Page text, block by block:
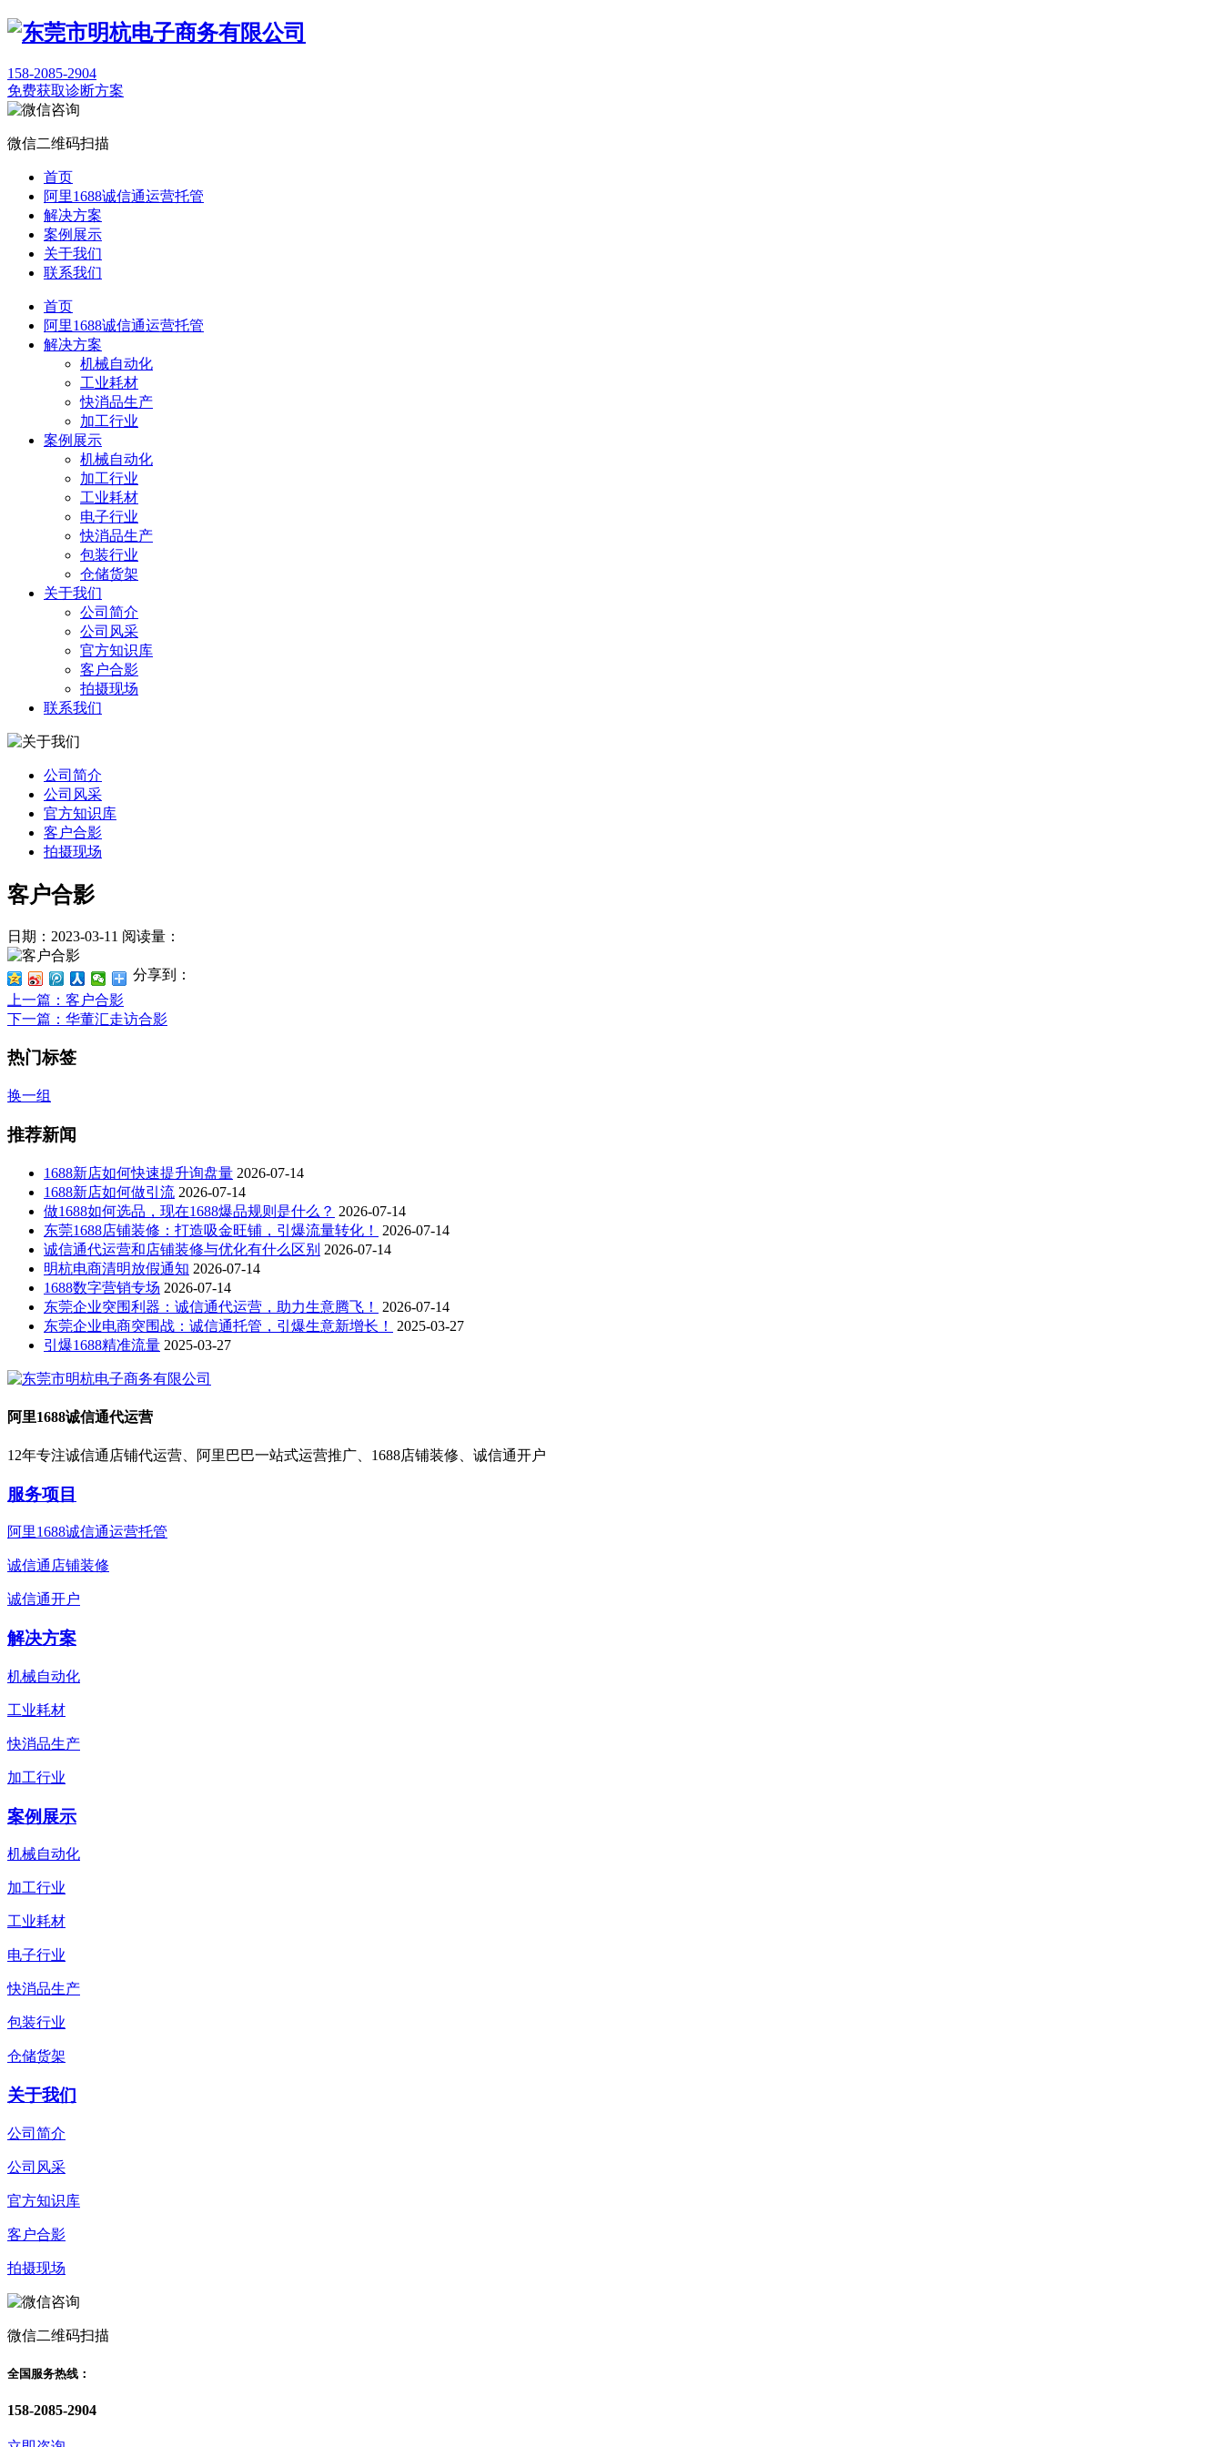
158-2085-2904
免费获取诊断方案
微信二维码扫描
首页
阿里1688诚信通运营托管
解决方案
案例展示
关于我们
联系我们
首页
阿里1688诚信通运营托管
解决方案
机械自动化
工业耗材
快消品生产
加工行业
案例展示
机械自动化
加工行业
工业耗材
电子行业
快消品生产
包装行业
仓储货架
关于我们
公司简介
公司风采
官方知识库
客户合影
拍摄现场
联系我们
公司简介
公司风采
官方知识库
客户合影
拍摄现场
客户合影
日期：2023-03-11 阅读量：
分享到：
上一篇 ：客户合影
下一篇 ：华董汇走访合影
热门标签
换一组
推荐新闻
1688新店如何快速提升询盘量 2026-07-14
1688新店如何做引流 2026-07-14
做1688如何选品，现在1688爆品规则是什么？ 2026-07-14
东莞1688店铺装修：打造吸金旺铺，引爆流量转化！
2026-07-14
诚信通代运营和店铺装修与优化有什么区别 2026-07-14
明杭电商清明放假通知 2026-07-14
1688数字营销专场 2026-07-14
东莞企业突围利器：诚信通代运营，助力生意腾飞！
2026-07-14
东莞企业电商突围战：诚信通托管，引爆生意新增长！
2025-03-27
引爆1688精准流量 2025-03-27
阿里1688诚信通代运营
12年专注诚信通店铺代运营、阿里巴巴一站式运营推广、1688店铺装修、诚信通开户
服务项目
阿里1688诚信通运营托管
诚信通店铺装修
诚信通开户
解决方案
机械自动化
工业耗材
快消品生产
加工行业
案例展示
机械自动化
加工行业
工业耗材
电子行业
快消品生产
包装行业
仓储货架
关于我们
公司简介
公司风采
官方知识库
客户合影
拍摄现场
微信二维码扫描
全国服务热线：
158-2085-2904